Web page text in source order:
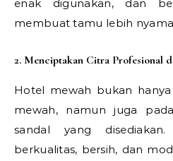
enak digunakan, dan
membuat tamu lebih
2. Menciptakan Citra Profesional
Hotel mewah bukan
mewah, namun juga
sandal yang
berkualitas, bersih, dan